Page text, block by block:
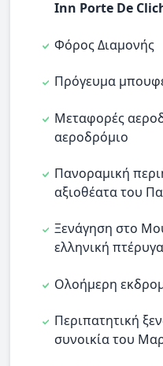
Inn Porte De
Φόρος Διαμονής
Πρόγευμα
Μεταφορές
αεροδρόμιο
Πανοραμική
αξιοθέατα του
Ξενάγηση στο
ελληνική
Ολοήμερη
Περιπατητική
συνοικία του